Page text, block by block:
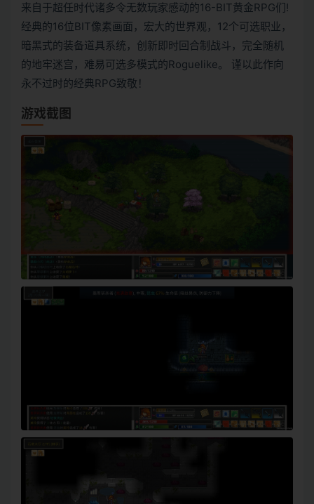
来自于超任时代诸多令无数玩家感动的16-BIT黄金RPG们!
经典的16位BIT像素画面，宏大的世界观，12个可选职业，
暗黑式的装备道具系统，创新即时回合制战斗，完全随机
的地牢迷宫，难易可选多模式的Roguelike。 谨以此作向
永不过时的经典RPG致敬！
游戏截图